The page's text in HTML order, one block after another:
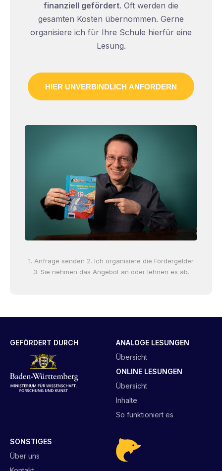
finanziell gefördert. Oft werden die
gesamten Kosten übernommen. Gerne
organisiere ich für Ihre Schule hierfür eine
Lesung.
HIER UNVERBINDLICH ANFORDERN
1. Anfrage senden 2. Ich organisiere die Fördergelder
3. Sie nehmen das Angebot an oder lehnen es ab.
GEFÖRDERT DURCH
ANALOGE LESUNGEN
Übersicht
ONLINE LESUNGEN
Übersicht
Inhalte
So funktioniert es
SONSTIGES
Über uns